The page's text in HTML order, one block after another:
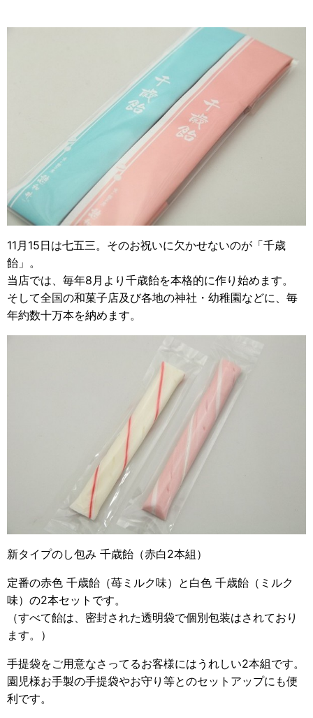
11月15日は七五三。そのお祝いに欠かせないのが「千歳
飴」。
当店では、毎年8月より千歳飴を本格的に作り始めます。
そして全国の和菓子店及び各地の神社・幼稚園などに、毎
年約数十万本を納めます。
新タイプのし包み 千歳飴（赤白2本組）
定番の赤色 千歳飴（苺ミルク味）と白色 千歳飴（ミルク
味）の2本セットです。
（すべて飴は、密封された透明袋で個別包装はされており
ます。）
手提袋をご用意なさってるお客様にはうれしい2本組です。
園児様お手製の手提袋やお守り等とのセットアップにも便
利です。